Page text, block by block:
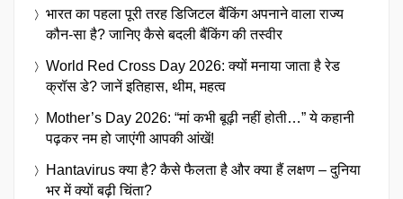
भारत का पहला पूरी तरह डिजिटल बैंकिंग अपनाने वाला राज्य
कौन-सा है? जानिए कैसे बदली बैंकिंग की तस्वीर
World Red Cross Day 2026: क्यों मनाया जाता है रेड
क्रॉस डे? जानें इतिहास, थीम, महत्व
Mother’s Day 2026: “मां कभी बूढ़ी नहीं होती…” ये कहानी
पढ़कर नम हो जाएंगी आपकी आंखें!
Hantavirus क्या है? कैसे फैलता है और क्या हैं लक्षण – दुनिया
भर में क्यों बढ़ी चिंता?